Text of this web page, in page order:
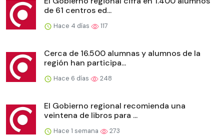
de 61 centros ed...
Hace 4 días 117
Cerca de 16.500 alumnas y alumnos de la
región han participa...
Hace 6 días 248
El Gobierno regional recomienda una
veintena de libros para ...
Hace 1 semana 273